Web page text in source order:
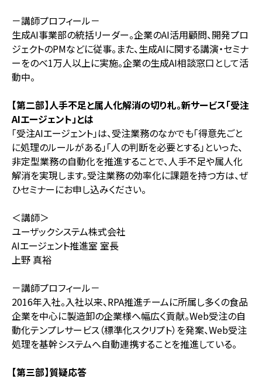
－講師プロフィール－
生成AI事業部の統括リーダー。企業のAI活用顧問、開発プロ
ジェクトのPMなどに従事。また、生成AIに関する講演・セミナ
ーをのべ1万人以上に実施。企業の生成AI相談窓口として活
動中。
【第二部】人手不足と属人化解消の切り札。新サービス「受注
AIエージェント」とは
「受注AIエージェント」は、受注業務のなかでも「得意先ごと
に処理のルールがある」「人の判断を必要とする」といった、
非定型業務の自動化を推進することで、人手不足や属人化
解消を実現します。受注業務の効率化に課題を持つ方は、ぜ
ひセミナーにお申し込みください。
＜講師＞
ユーザックシステム株式会社
AIエージェント推進室 室長
上野 真裕
－講師プロフィール－
2016年入社。入社以来、RPA推進チームに所属し多くの食品
企業を中心に製造卸の企業様へ幅広く貢献。Web受注の自
動化テンプレサービス（標準化スクリプト）を発案、Web受注
処理を基幹システムへ自動連携することを推進している。
【第三部】質疑応答